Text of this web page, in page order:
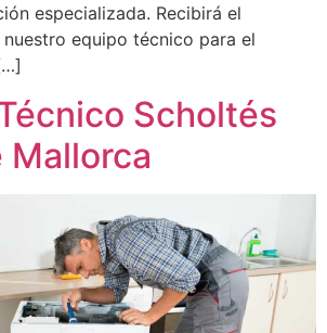
especializada. Recibirá el
equipo técnico para el
Scholtés
Mallorca